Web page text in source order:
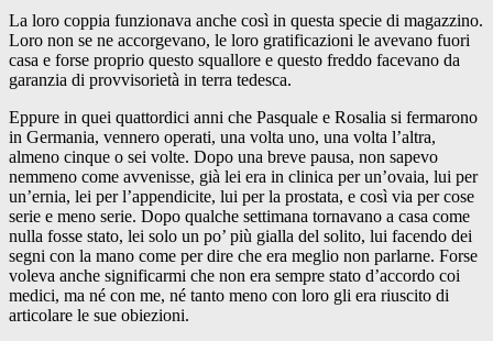
La loro coppia funzionava anche così in questa specie di magazzino.
Loro non se ne accorgevano, le loro gratificazioni le avevano fuori
casa e forse proprio questo squallore e questo freddo facevano da
garanzia di provvisorietà in terra tedesca.
Eppure in quei quattordici anni che Pasquale e Rosalia si fermarono
in Germania, vennero operati, una volta uno, una volta l’altra,
almeno cinque o sei volte. Dopo una breve pausa, non sapevo
nemmeno come avvenisse, già lei era in clinica per un’ovaia, lui per
un’ernia, lei per l’appendicite, lui per la prostata, e così via per cose
serie e meno serie. Dopo qualche settimana tornavano a casa come
nulla fosse stato, lei solo un po’ più gialla del solito, lui facendo dei
segni con la mano come per dire che era meglio non parlarne. Forse
voleva anche significarmi che non era sempre stato d’accordo coi
medici, ma né con me, né tanto meno con loro gli era riuscito di
articolare le sue obiezioni.